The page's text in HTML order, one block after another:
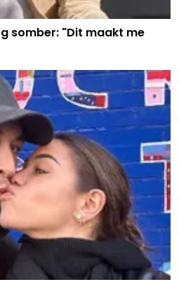
somber: "Dit maakt me